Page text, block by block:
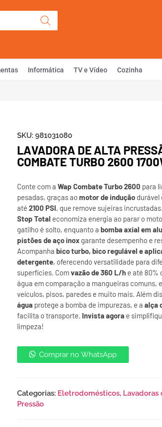
Olá, Faça Login ou
Informática TV e Vídeo Cozinha
SKU: 981031080
LAVADORA DE ALTA
COMBATE TURBO 2600
Conte com a Wap Combate Turbo 2600 para
pesadas, graças aomotor de induçãodurável
até 2100 PSI, que remove sujeiras
Stop Total economiza energia ao parar o
gatilho é solto, enquanto a bomba axial em
pistões de aço inoxgarante desempenho e
Acompanha bico turbo, bico regulável e
detergente, oferecendo versatilidade para
superfícies. Comvazão de 360 L/he até 80%
água em comparação a mangueiras comuns,
veículos, pisos, paredes e muito mais. Além
águaprotege a bomba de impurezas, e a alça
facilita o transporte. Invista agorae
limpeza!
Comprar no WhatsApp
Categorias: Eletrodomésticos, Lavadoras
Pressão